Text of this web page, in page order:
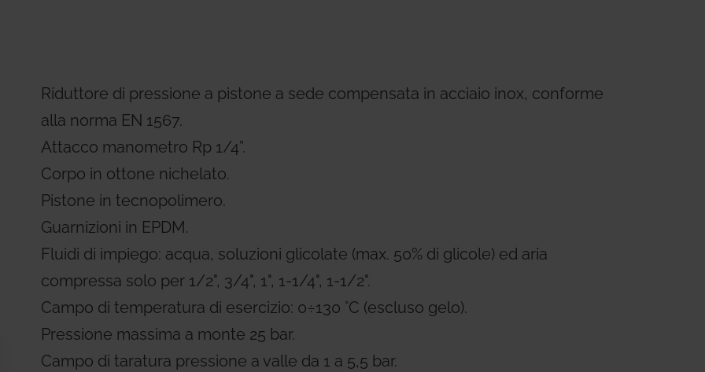
Total Commercial Water Management Fire Protection
Riduttore di pressione a pistone a sede compensata in acciaio inox, conforme
alla norma EN 1567.
Attacco manometro Rp 1/4”.
Corpo in ottone nichelato.
Pistone in tecnopolimero.
Guarnizioni in EPDM.
Fluidi di impiego: acqua, soluzioni glicolate (max. 50% di glicole) ed aria
compressa solo per 1/2", 3/4", 1", 1-1/4", 1-1/2".
Campo di temperatura di esercizio: 0÷130 °C (escluso gelo).
Pressione massima a monte 25 bar.
Campo di taratura pressione a valle da 1 a 5,5 bar.